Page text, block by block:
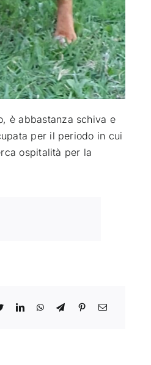
è abbastanza schiva e
per il periodo in cui
ospitalità per la